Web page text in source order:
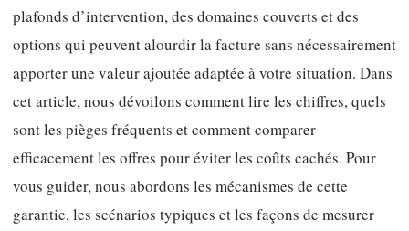
plafonds d’intervention, des domaines couverts et des
options qui peuvent alourdir la facture sans nécessairement
apporter une valeur ajoutée adaptée à votre situation. Dans
cet article, nous dévoilons comment lire les chiffres, quels
sont les pièges fréquents et comment comparer
efficacement les offres pour éviter les coûts cachés. Pour
vous guider, nous abordons les mécanismes de cette
garantie, les scénarios typiques et les façons de mesurer